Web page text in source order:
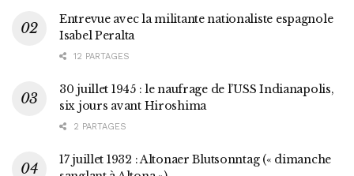
Entrevue avec la militante nationaliste espagnole
Isabel Peralta
12 PARTAGES
30 juillet 1945 : le naufrage de l’USS Indianapolis,
six jours avant Hiroshima
2 PARTAGES
17 juillet 1932 : Altonaer Blutsonntag (« dimanche